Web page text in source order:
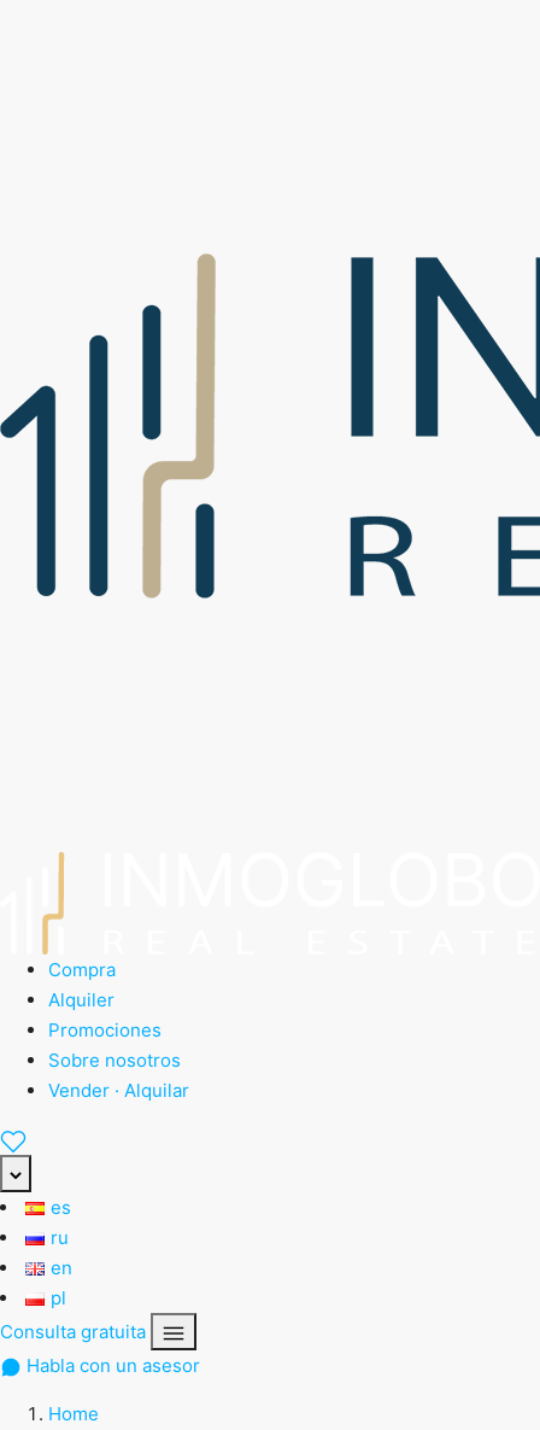
Compra
Alquiler
Promociones
Sobre nosotros
Vender · Alquilar
es
ru
en
pl
Consulta gratuita
Habla con un asesor
Home